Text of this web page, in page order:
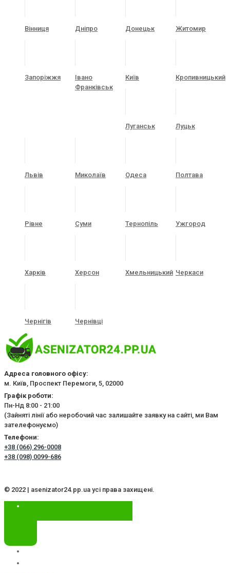
Вінниця Дніпро Донецьк Житомир
Запоріжжя
Івано
Франківськ
Київ Кропивницький
Луганськ Луцьк
Львів Миколаїв Одеса Полтава
Рівне Суми Тернопіль Ужгород
Харків Херсон Хмельницький Черкаси
Чернігів Чернівці
Адреса головного офісу:
м. Київ, Проспект Перемоги, 5, 02000
Графік роботи:
Пн-Нд 8:00 - 21:00
(Зайняті лінії або неробочий час залишайте заявку на сайті, ми Вам
зателефонуємо)
Телефони:
+38 (066) 296-0008
+38 (098) 0099-686
© 2022 | asenizator24.pp.ua усі права захищені.